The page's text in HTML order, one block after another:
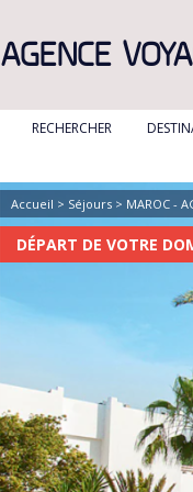
AGENCE
RECHERCHER
Accueil > Séjours > MAROC -
DÉPART DE VOTRE